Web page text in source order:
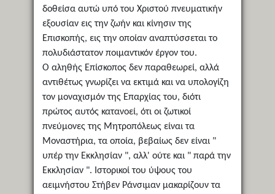
δοθείσα αυτώ υπό του Χριστού πνευματικήν
εξουσίαν εις την ζωήν και κίνησιν της
Επισκοπής, εις την οποίαν αναπτύσσεται το
πολυδιάστατον ποιμαντικόν έργον του.
Ο αληθής Επίσκοπος δεν παραθεωρεί, αλλά
αντιθέτως γνωρίζει να εκτιμά και να υπολογίζη
τον μοναχισμόν της Επαρχίας του, διότι
πρώτος αυτός κατανοεί, ότι οι ζωτικοί
πνεύμονες της Μητροπόλεως είναι τα
Μοναστήρια, τα οποία, βεβαίως δεν είναι "
υπέρ την Εκκλησίαν ", αλλ' ούτε και " παρά την
Εκκλησίαν ". Ιστορικοί του ύψους του
αειμνήστου Στήβεν Ράνσιμαν μακαρίζουν τα